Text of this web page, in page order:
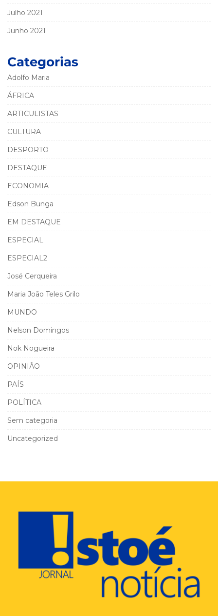
Julho 2021
Junho 2021
Categorias
Adolfo Maria
ÁFRICA
ARTICULISTAS
CULTURA
DESPORTO
DESTAQUE
ECONOMIA
Edson Bunga
EM DESTAQUE
ESPECIAL
ESPECIAL2
José Cerqueira
Maria João Teles Grilo
MUNDO
Nelson Domingos
Nok Nogueira
OPINIÃO
PAÍS
POLÍTICA
Sem categoria
Uncategorized